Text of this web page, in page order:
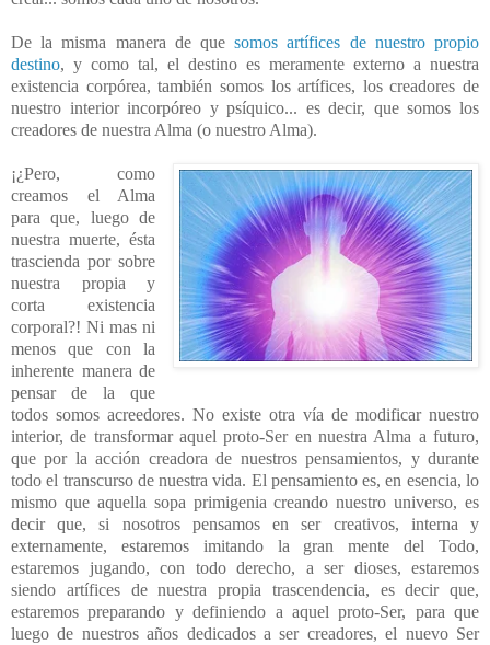
De la misma manera de quesomos artífices de nuestro propio
destino, y como tal, el destino es meramente externo a nuestra
existencia corpórea, también somos los artífices, los creadores de
nuestro interior incorpóreo y psíquico... es decir, que somos los
creadores de nuestra Alma (o nuestro Alma).
¡¿Pero, como
creamos el Alma
para que, luego de
nuestra muerte, ésta
trascienda por sobre
nuestra propia y
corta existencia
corporal?! Ni mas ni
menos que con la
inherente manera de
pensar de la que
todos somos acreedores. No existe otra vía de modificar nuestro
interior, de transformar aquel proto-Ser en nuestra Alma a futuro,
que por la acción creadora de nuestros pensamientos, y durante
todo el transcurso de nuestra vida. El pensamiento es, en esencia, lo
mismo que aquella sopa primigenia creando nuestro universo, es
decir que, si nosotros pensamos en ser creativos, interna y
externamente, estaremos imitando la gran mente del Todo,
estaremos jugando, con todo derecho, a ser dioses, estaremos
siendo artífices de nuestra propia trascendencia, es decir que,
estaremos preparando y definiendo a aquel proto-Ser, para que
luego de nuestros años dedicados a ser creadores, el nuevo Ser